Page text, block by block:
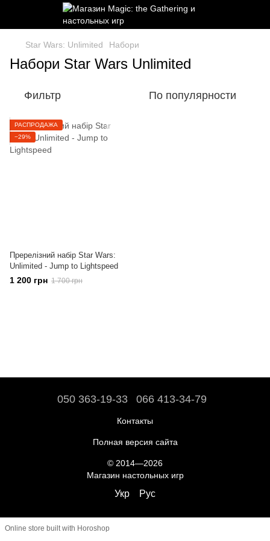
Star Wars: Unlimited Набори
Набори Star Wars Unlimited
Фильтр По популярности
РАСПРОДАЖА
−29%
Пререлізний набір Star Wars:
Unlimited - Jump to Lightspeed
1 200 грн 1 700 грн
050 363-19-33 066 413-34-79
Контакты
Полная версия сайта
© 2014—2026
Магазин настольных игр
Укр Рус
Online store built with Horoshop